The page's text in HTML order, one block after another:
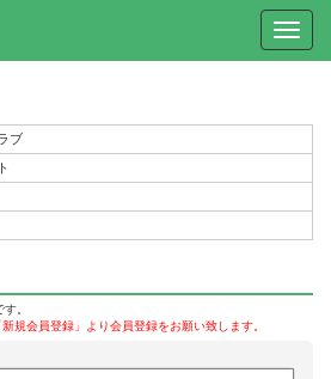
Toggle
ブ
。
規会員登録」より会員登録をお願い致します。